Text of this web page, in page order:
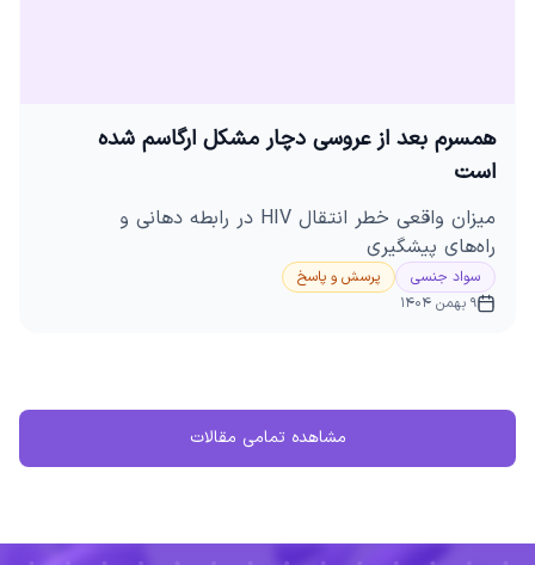
همسرم بعد از عروسی دچار مشکل ارگاسم شده
است
میزان واقعی خطر انتقال HIV در رابطه دهانی و
راه‌های پیشگیری
سواد جنسی
پرسش و پاسخ
9 بهمن 1404
مشاهده تمامی مقالات